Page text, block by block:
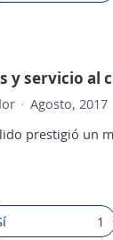
y servicio al
Agosto, 2017
prestigió un
1